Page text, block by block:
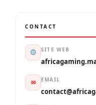
CONTACT
SITE WEB
✉ EMAIL